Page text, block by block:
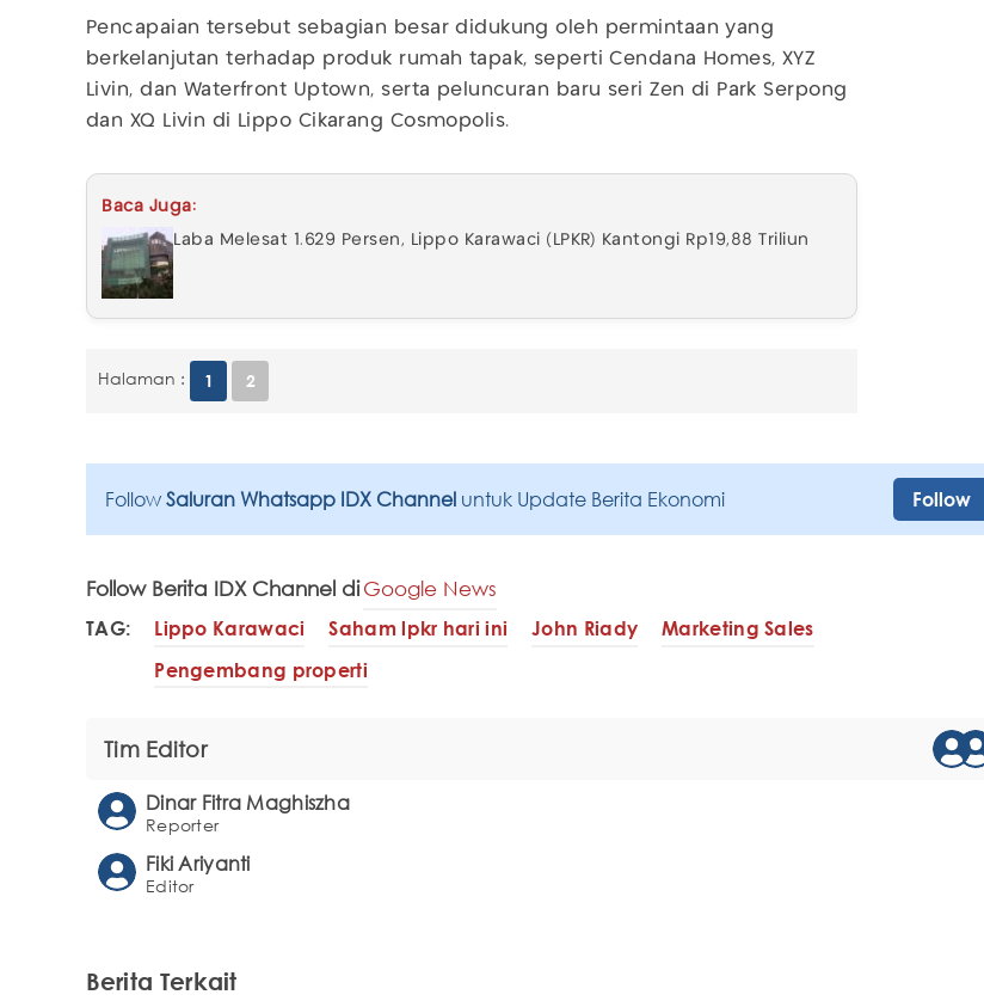
Pencapaian tersebut sebagian besar didukung oleh permintaan yang
berkelanjutan terhadap produk rumah tapak, seperti Cendana Homes, XYZ
Livin, dan Waterfront Uptown, serta peluncuran baru seri Zen di Park Serpong
dan XQ Livin di Lippo Cikarang Cosmopolis.
Baca Juga:
Laba Melesat 1.629 Persen, Lippo Karawaci (LPKR) Kantongi Rp19,88 Triliun
Halaman : 1 2
Follow Saluran Whatsapp IDX Channel untuk Update Berita Ekonomi Follow
Follow Berita IDX Channel diGoogle News
TAG: Lippo Karawaci Saham lpkr hari ini John Riady
Marketing Sales
Pengembang properti
Tim Editor
Dinar Fitra Maghiszha
Reporter
Fiki Ariyanti
Editor
Berita Terkait